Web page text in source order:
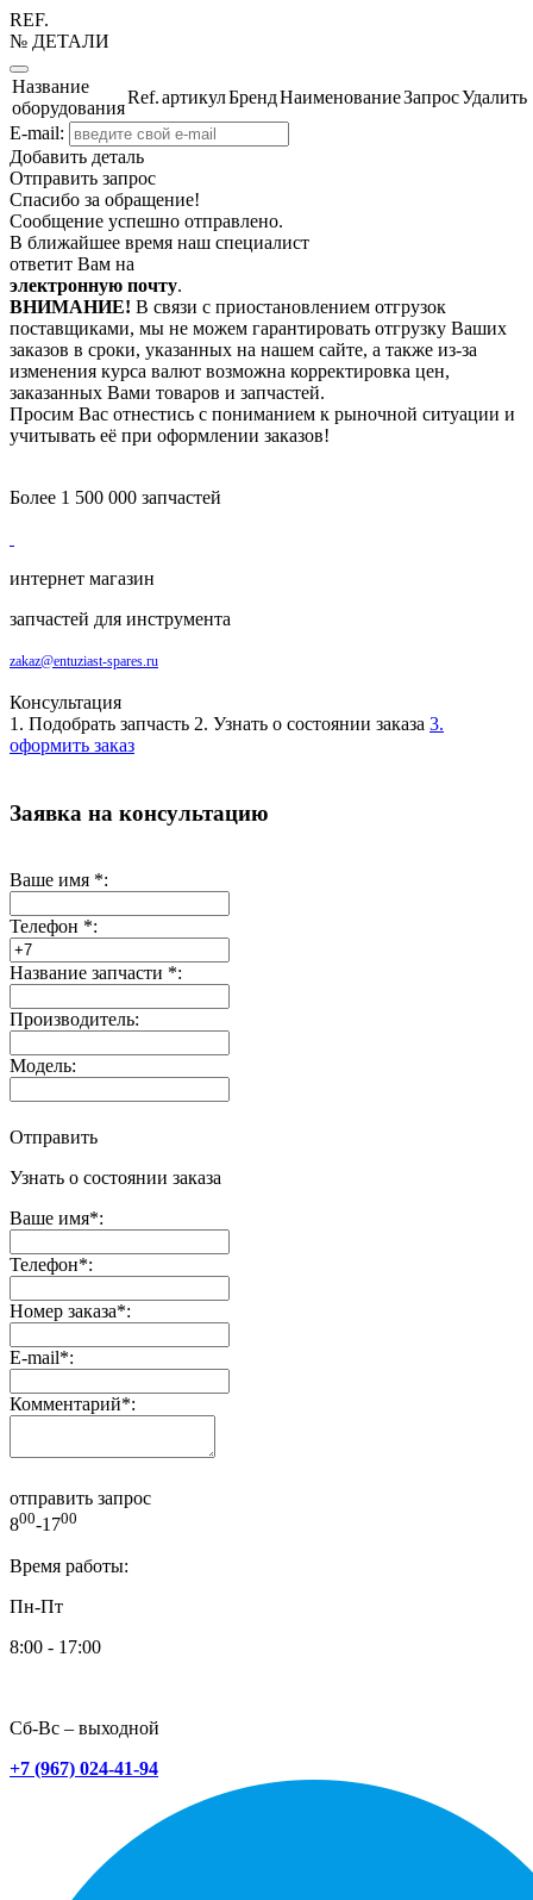
REF.
№ ДЕТАЛИ
Название
оборудования
Ref.артикулБрендНаименованиеЗапросУдалить
E-mail:
Добавить деталь
Отправить запрос
Спасибо за обращение!
Сообщение успешно отправлено.
В ближайшее время наш специалист
ответит Вам на
электронную почту.
ВНИМАНИЕ! В связи с приостановлением отгрузок
поставщиками, мы не можем гарантировать отгрузку Ваших
заказов в сроки, указанных на нашем сайте, а также из-за
изменения курса валют возможна корректировка цен,
заказанных Вами товаров и запчастей.
Просим Вас отнестись с пониманием к рыночной ситуации и
учитывать её при оформлении заказов!
Более 1 500 000 запчастей
интернет магазин
запчастей для инструмента
zakaz@entuziast-spares.ru
Консультация
1. Подобрать запчасть 2. Узнать о состоянии заказа 3.
оформить заказ
Заявка на консультацию
Ваше имя *:
Телефон *:
Название запчасти *:
Производитель:
Модель:
Отправить
Узнать о состоянии заказа
Ваше имя*:
Телефон*:
Номер заказа*:
E-mail*:
Комментарий*:
отправить запрос
800-1700
Время работы:
Пн-Пт
8:00 - 17:00
Сб-Вс – выходной
+7 (967) 024-41-94